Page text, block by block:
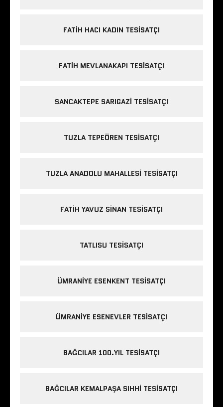
FATIH HACI KADIN TESISATÇI
FATIH MEVLANAKAPI TESISATÇI
SANCAKTEPE SARIGAZI TESISATÇI
TUZLA TEPEÖREN TESISATÇI
TUZLA ANADOLU MAHALLESI TESISATÇI
FATIH YAVUZ SINAN TESISATÇI
TATLISU TESISATÇI
ÜMRANIYE ESENKENT TESISATÇI
ÜMRANIYE ESENEVLER TESISATÇI
BAĞCILAR 100.YIL TESISATÇI
BAĞCILAR KEMALPAŞA SIHHI TESISATÇI